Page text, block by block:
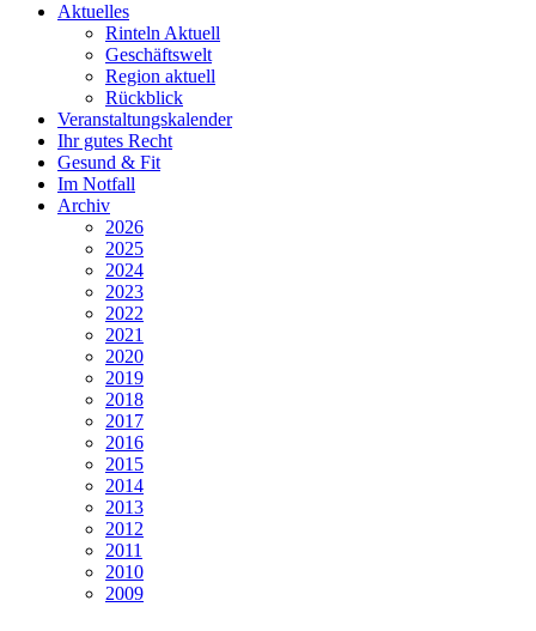
Aktuelles
Rinteln Aktuell
Geschäftswelt
Region aktuell
Rückblick
Veranstaltungskalender
Ihr gutes Recht
Gesund & Fit
Im Notfall
Archiv
2026
2025
2024
2023
2022
2021
2020
2019
2018
2017
2016
2015
2014
2013
2012
2011
2010
2009